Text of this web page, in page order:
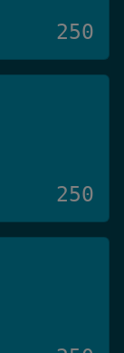
250
250